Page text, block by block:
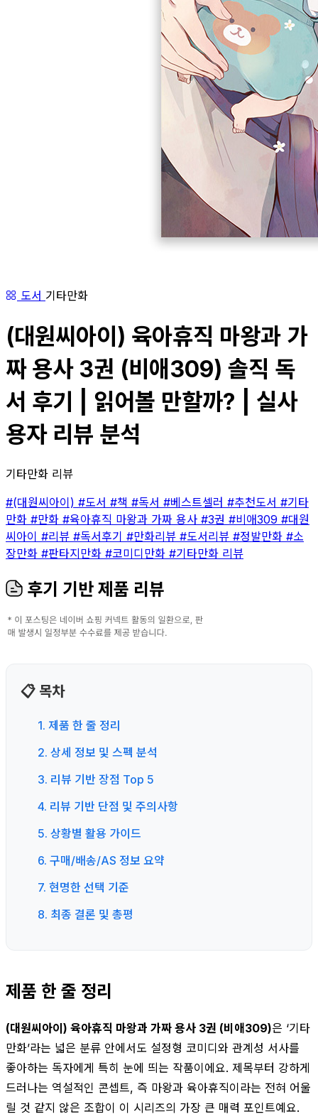
도서 기타만화
(대원씨아이) 육아휴직 마왕과 가
짜 용사 3권 (비애309) 솔직 독
서 후기 | 읽어볼 만할까? | 실사
용자 리뷰 분석
기타만화 리뷰
#(대원씨아이) #도서 #책 #독서 #베스트셀러 #추천도서 #기타
만화 #만화 #육아휴직 마왕과 가짜 용사 #3권 #비애309 #대원
씨아이 #리뷰 #독서후기 #만화리뷰 #도서리뷰 #정발만화 #소
장만화 #판타지만화 #코미디만화 #기타만화 리뷰
후기 기반 제품 리뷰
📋 목차
1. 제품 한 줄 정리
2. 상세 정보 및 스펙 분석
3. 리뷰 기반 장점 Top 5
4. 리뷰 기반 단점 및 주의사항
5. 상황별 활용 가이드
6. 구매/배송/AS 정보 요약
7. 현명한 선택 기준
8. 최종 결론 및 총평
제품 한 줄 정리
(대원씨아이) 육아휴직 마왕과 가짜 용사 3권 (비애309)은 ‘기타
만화’라는 넓은 분류 안에서도 설정형 코미디와 관계성 서사를
좋아하는 독자에게 특히 눈에 띄는 작품이에요. 제목부터 강하게
드러나는 역설적인 콘셉트, 즉 마왕과 육아휴직이라는 전혀 어울
릴 것 같지 않은 조합이 이 시리즈의 가장 큰 매력 포인트예요.